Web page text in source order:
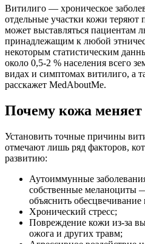
Витилиго — хроническое
отдельные участки кожи
может выставляться пациентам
принадлежащим к любой
некоторым статистическим
около 0,5-2 % населения всего
видах и симптомах витилиго, а
расскажет MedAboutMe.
Почему кожа меняет
Установить точные причины
отмечают лишь ряд факторов,
развитию:
Аутоиммунные
собственные меланоциты
объяснить обесцвечивание
Хронический стресс;
Повреждение кожи из-за
ожога и других травм;